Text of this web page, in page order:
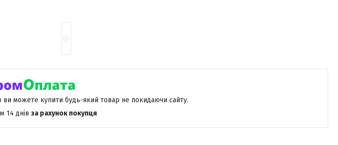
ви можете купити будь-який товар не покидаючи сайту.
14 днів за рахунок покупця